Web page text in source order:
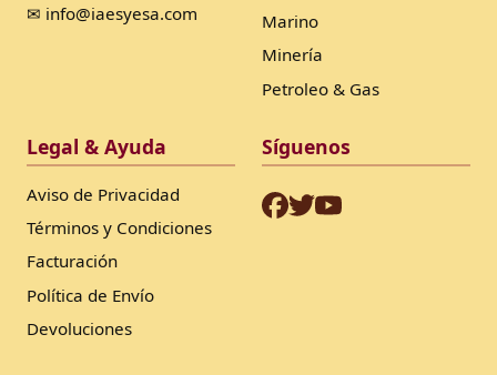
✉ info@iaesyesa.com
Marino
Minería
Petroleo & Gas
Legal & Ayuda
Aviso de Privacidad
Términos y Condiciones
Facturación
Política de Envío
Devoluciones
Síguenos